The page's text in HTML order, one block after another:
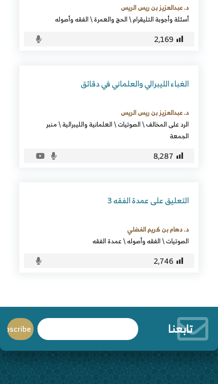
د. عبدالعزيز بن ريس الريس
أسئلة وأجوبة التليقرام\الحج والعمرة\الفقه وأصوله
2٬169
الغباء الليبرالي والعلماني في دقائق
د. عبدالعزيز بن ريس الريس
الرد على المخالف\الصوتيات\العلمانية والليبرالية\منبر
الجمعة
8٬287
التعليق على عمدة الفقه 3
د. دهام بن كريم الفضلي
الصوتيات\الفقه وأصوله\عمدة الفقه
2٬746
تابعنا